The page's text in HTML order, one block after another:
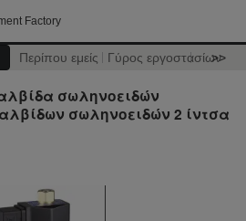
Factory
Περίπου εμείς Γύρος εργοστασίων
>>
σωληνοειδών
σωληνοειδών 2 ίντσα